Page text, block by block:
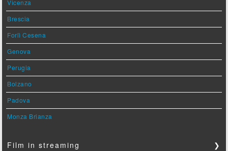
Vicenza
Brescia
Forlì Cesena
Genova
Perugia
Bolzano
Padova
Monza Brianza
Film in streaming ❯